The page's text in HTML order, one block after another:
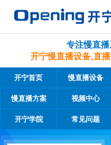
专注慢直
开宁慢直播设备,直
开宁首页 慢直播设备
慢直播方案 视频中心
开宁学院 常见问题